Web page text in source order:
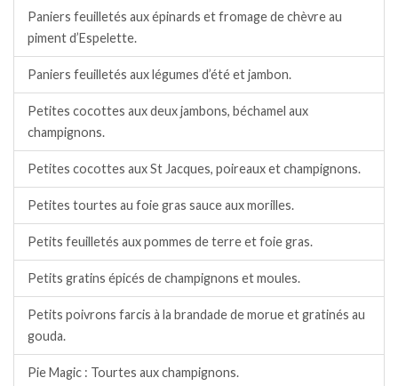
Paniers feuilletés aux épinards et fromage de chèvre au
piment d’Espelette.
Paniers feuilletés aux légumes d’été et jambon.
Petites cocottes aux deux jambons, béchamel aux
champignons.
Petites cocottes aux St Jacques, poireaux et champignons.
Petites tourtes au foie gras sauce aux morilles.
Petits feuilletés aux pommes de terre et foie gras.
Petits gratins épicés de champignons et moules.
Petits poivrons farcis à la brandade de morue et gratinés au
gouda.
Pie Magic : Tourtes aux champignons.